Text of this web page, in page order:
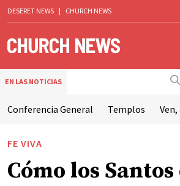
DESERET NEWS | CHURCH NEWS
EN LAS NOTICIAS
Conferencia General Templos
FE VIVA
Cómo los Santos